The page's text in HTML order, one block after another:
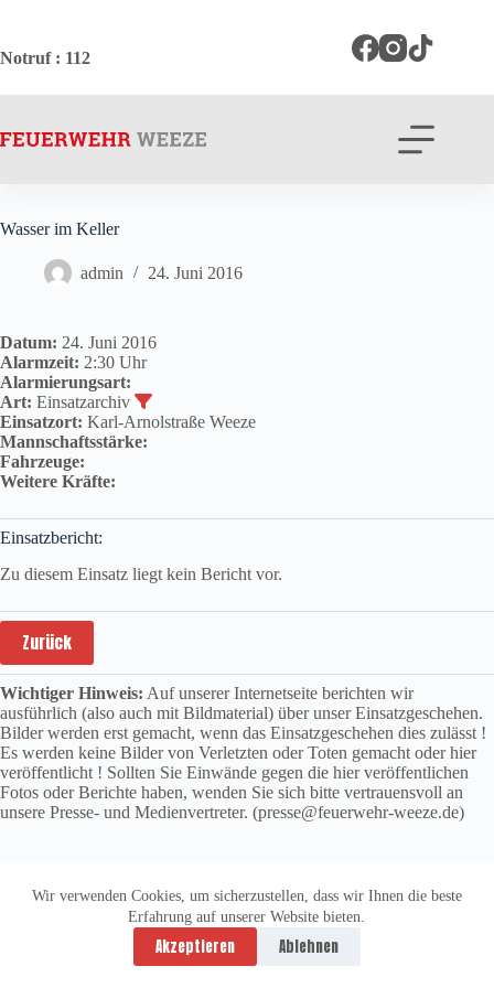
springen
Wir verwenden Cookies, um sicherzustellen, dass wir Ihnen die beste
Erfahrung auf unserer Website bieten.
Akzeptieren Ablehnen
Notruf: 112
Wasser im Keller
admin 24. Juni 2016
Datum: 24. Juni 2016
Alarmzeit: 2:30 Uhr
Alarmierungsart:
Art: Einsatzarchiv
Einsatzort: Karl-Arnolstraße Weeze
Mannschaftsstärke:
Fahrzeuge:
Weitere Kräfte:
Einsatzbericht:
Zu diesem Einsatz liegt kein Bericht vor.
Zurück
Wichtiger Hinweis: Auf unserer Internetseite berichten wir
ausführlich (also auch mit Bildmaterial) über unser Einsatzgeschehen.
Bilder werden erst gemacht, wenn das Einsatzgeschehen dies zulässt !
Es werden keine Bilder von Verletzten oder Toten gemacht oder hier
veröffentlicht ! Sollten Sie Einwände gegen die hier veröffentlichen
Fotos oder Berichte haben, wenden Sie sich bitte vertrauensvoll an
unsere Presse- und Medienvertreter. (presse@feuerwehr-weeze.de)
Datenschutzerklärung
Impressum
Copyright © 2026 -
vitolution